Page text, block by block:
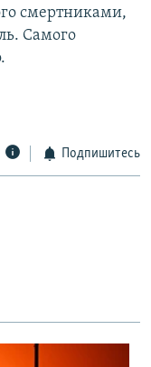
смертниками,
Самого
Подпишитесь